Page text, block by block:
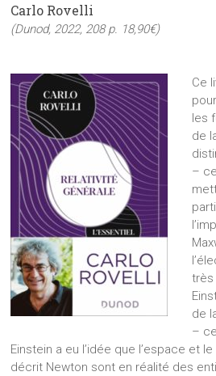
Carlo Rovelli
(Dunod, 2022, 208 p. 18,90€)
Ce
les
de
–
très
de
–
Einstein a eu l’idée que l’espace et
décrit Newton sont en réalité des